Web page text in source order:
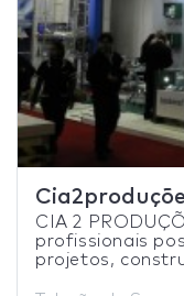
CIA 2
profissionais
projetos,